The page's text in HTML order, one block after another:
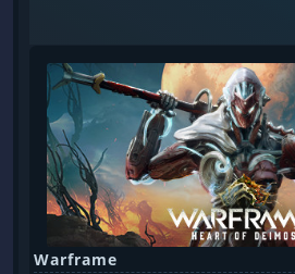
Warframe